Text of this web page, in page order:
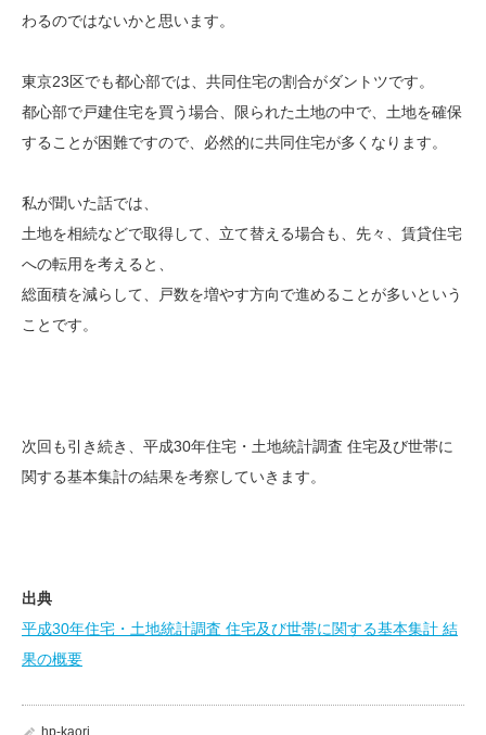
わるのではないかと思います。
東京23区でも都心部では、共同住宅の割合がダントツです。
都心部で戸建住宅を買う場合、限られた土地の中で、土地を確保
することが困難ですので、必然的に共同住宅が多くなります。
私が聞いた話では、
土地を相続などで取得して、立て替える場合も、先々、賃貸住宅
への転用を考えると、
総面積を減らして、戸数を増やす方向で進めることが多いという
ことです。
次回も引き続き、平成30年住宅・土地統計調査 住宅及び世帯に
関する基本集計の結果を考察していきます。
出典
平成30年住宅・土地統計調査 住宅及び世帯に関する基本集計 結
果の概要
hp-kaori